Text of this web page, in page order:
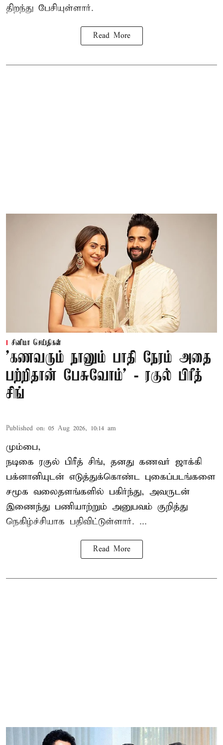
திறந்து பேசியுள்ளார்.
Read More
சினிமா செய்திகள்
’கணவரும் நானும் பாதி நேரம் அதை
பற்றிதான் பேசுவோம்’ - ரகுல் பிரீத்
சிங்
Published on: 05 Aug 2026, 10:14 am
மும்பை,
நடிகை ரகுல் பிரீத் சிங், தனது கணவர் ஜாக்கி
பக்னானியுடன் எடுத்துக்கொண்ட புகைப்படங்களை
சமூக வலைதளங்களில் பகிர்ந்து, அவருடன்
இணைந்து பணியாற்றும் அனுபவம் குறித்து
நெகிழ்ச்சியாக பதிவிட்டுள்ளார். ...
Read More